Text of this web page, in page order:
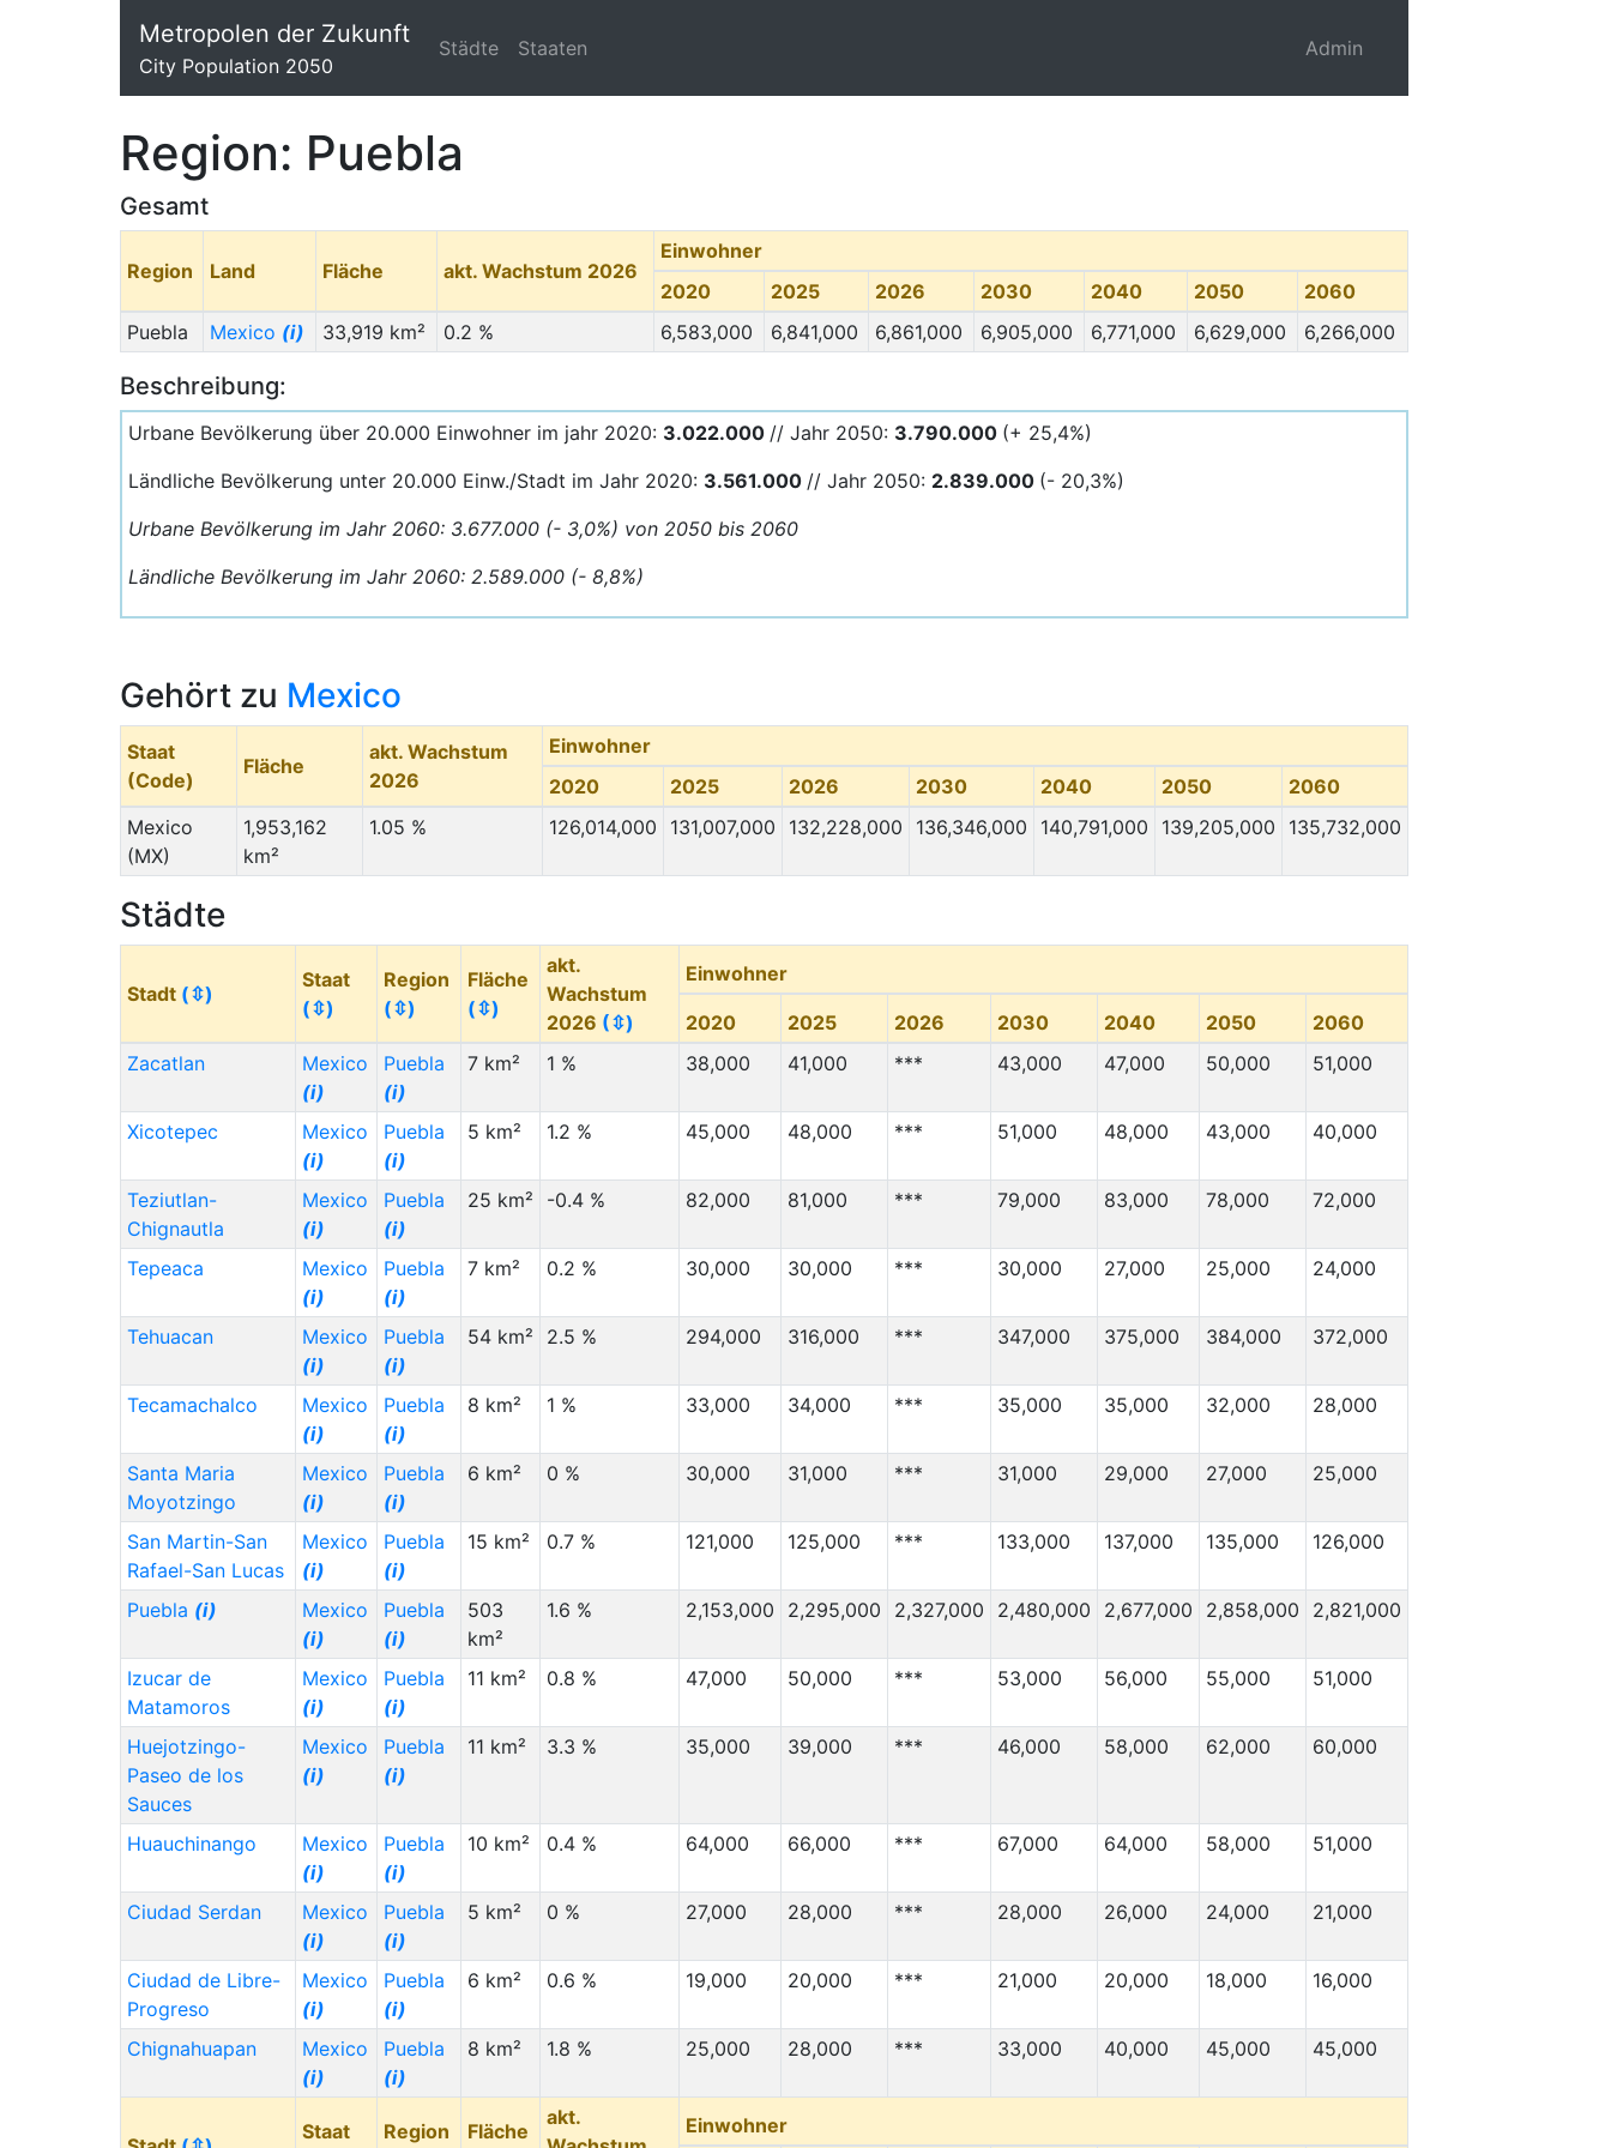
Metropolen der Zukunft
City Population 2050
Städte Staaten Admin
Region: Puebla
Gesamt
Region Land Fläche akt. Wachstum 2026
Einwohner
2020
2025 2026 2030 2040 2050
2060
Puebla
Mexico (i) 33,919 km² 0.2 % 6,583,000 6,841,000 6,861,000 6,905,000 6,771,000 6,629,000 6,266,000
Beschreibung:
Urbane Bevölkerung über 20.000 Einwohner im jahr 2020: 3.022.000 // Jahr 2050: 3.790.000 (+ 25,4%)
Ländliche Bevölkerung unter 20.000 Einw./Stadt im Jahr 2020: 3.561.000 // Jahr 2050: 2.839.000 (- 20,3%)
Urbane Bevölkerung im Jahr 2060: 3.677.000 (- 3,0%) von 2050 bis 2060
Ländliche Bevölkerung im Jahr 2060: 2.589.000 (- 8,8%)
Gehört zu Mexico
Staat
(Code)
Fläche
akt. Wachstum
2026
Einwohner
2020
2025 2026 2030 2040 2050
2060
Mexico
(MX)
1,953,162
km²
1.05 % 126,014,000 131,007,000 132,228,000 136,346,000 140,791,000 139,205,000 135,732,000
Städte
Stadt (⇳)
Staat
(⇳)
Region
(⇳)
Fläche
(⇳)
akt.
Wachstum
2026 (⇳)
Einwohner
2020 2025 2026 2030 2040 2050
2060
Zacatlan
Mexico
(i)
Puebla
(i)
7 km² 1 % 38,000 41,000 *** 43,000 47,000 50,000 51,000
Xicotepec
Mexico
(i)
Puebla
(i)
5 km² 1.2 % 45,000 48,000 *** 51,000 48,000 43,000 40,000
Teziutlan-
Chignautla
Mexico
(i)
Puebla
(i)
25 km² -0.4 % 82,000 81,000 *** 79,000 83,000 78,000 72,000
Tepeaca
Mexico
(i)
Puebla
(i)
7 km² 0.2 % 30,000 30,000 *** 30,000 27,000 25,000 24,000
Tehuacan
Mexico
(i)
Puebla
(i)
54 km² 2.5 % 294,000 316,000 *** 347,000 375,000 384,000 372,000
Tecamachalco
Mexico
(i)
Puebla
(i)
8 km² 1 % 33,000 34,000 *** 35,000 35,000 32,000 28,000
Santa Maria
Moyotzingo
Mexico
(i)
Puebla
(i)
6 km² 0 % 30,000 31,000 *** 31,000 29,000 27,000 25,000
San Martin-San
Rafael-San Lucas
Mexico
(i)
Puebla
(i)
15 km² 0.7 % 121,000 125,000 *** 133,000 137,000 135,000 126,000
Puebla (i)
Mexico
(i)
Puebla
(i)
503
km²
1.6 % 2,153,000 2,295,000 2,327,000 2,480,000 2,677,000 2,858,000 2,821,000
Izucar de
Matamoros
Mexico
(i)
Puebla
(i)
11 km² 0.8 % 47,000 50,000 *** 53,000 56,000 55,000 51,000
Huejotzingo-
Paseo de los
Sauces
Mexico
(i)
Puebla
(i)
11 km² 3.3 % 35,000 39,000 *** 46,000 58,000 62,000 60,000
Huauchinango
Mexico
(i)
Puebla
(i)
10 km² 0.4 % 64,000 66,000 *** 67,000 64,000 58,000 51,000
Ciudad Serdan
Mexico
(i)
Puebla
(i)
5 km² 0 % 27,000 28,000 *** 28,000 26,000 24,000 21,000
Ciudad de Libre-
Progreso
Mexico
(i)
Puebla
(i)
6 km² 0.6 % 19,000 20,000 *** 21,000 20,000 18,000 16,000
Chignahuapan
Mexico
(i)
Puebla
(i)
8 km² 1.8 % 25,000 28,000 *** 33,000 40,000 45,000 45,000
Staat Region Fläche
akt.
Einwohner